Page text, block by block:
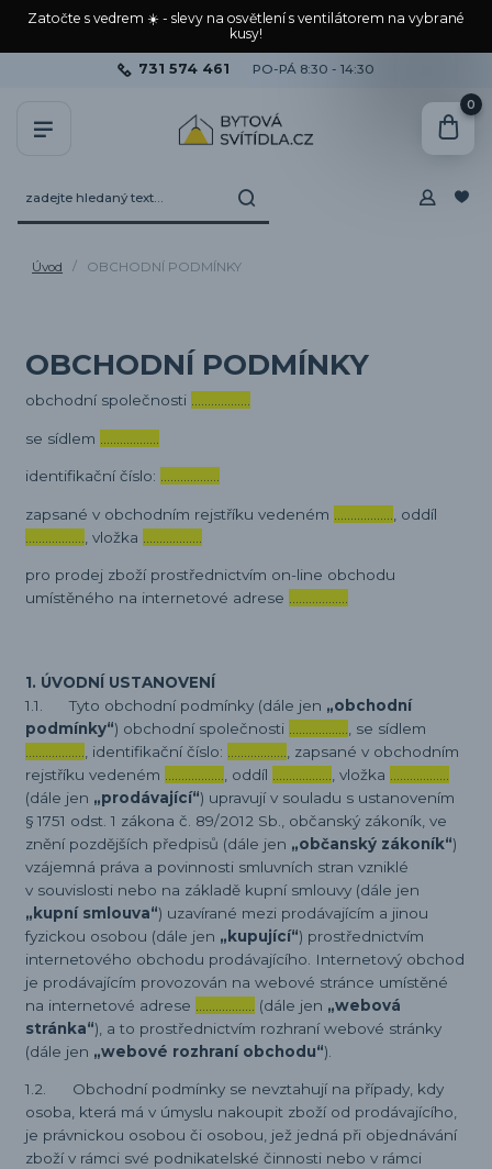
Zatočte s vedrem ☀️ - slevy na osvětlení s ventilátorem na vybrané
kusy!
731 574 461 PO-PÁ 8:30 - 14:30
0
Úvod OBCHODNÍ PODMÍNKY
OBCHODNÍ PODMÍNKY
obchodní společnosti
se sídlem
identifikační číslo:
zapsané v obchodním rejstříku vedeném
, oddíl
, vložka
pro prodej zboží prostřednictvím on-line obchodu
umístěného na internetové adrese
1. ÚVODNÍ USTANOVENÍ
1.1. Tyto obchodní podmínky (dále jen „obchodní
podmínky“) obchodní společnosti
, se sídlem
, identifikační číslo:
, zapsané v obchodním
rejstříku vedeném
, oddíl , vložka
(dále jen „prodávající“) upravují v souladu s ustanovením
§ 1751 odst. 1 zákona č. 89/2012 Sb., občanský zákoník, ve
znění pozdějších předpisů (dále jen „občanský zákoník“)
vzájemná práva a povinnosti smluvních stran vzniklé
v souvislosti nebo na základě kupní smlouvy (dále jen
„kupní smlouva“) uzavírané mezi prodávajícím a jinou
fyzickou osobou (dále jen „kupující“) prostřednictvím
internetového obchodu prodávajícího. Internetový obchod
je prodávajícím provozován na webové stránce umístěné
na internetové adrese
(dále jen „webová
stránka“), a to prostřednictvím rozhraní webové stránky
(dále jen „webové rozhraní obchodu“).
1.2. Obchodní podmínky se nevztahují na případy, kdy
osoba, která má v úmyslu nakoupit zboží od prodávajícího,
je právnickou osobou či osobou, jež jedná při objednávání
zboží v rámci své podnikatelské činnosti nebo v rámci